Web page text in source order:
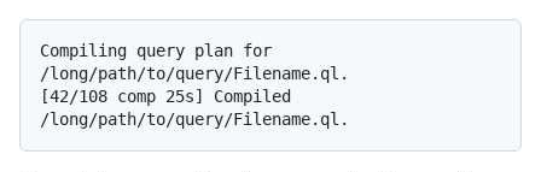
Compiling query plan for
/long/path/to/query/Filename.ql.
[42/108 comp 25s] Compiled